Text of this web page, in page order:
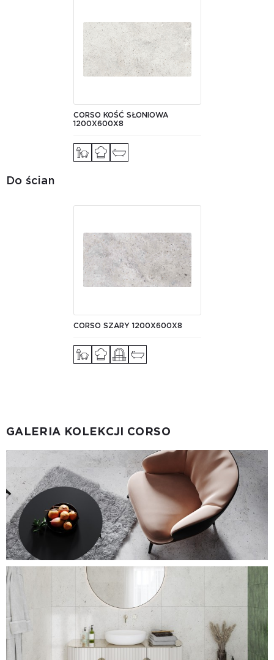
CORSO KOŚĆ SŁONIOWA
1200X600X8
Do ścian
CORSO SZARY 1200Х600Х8
GALERIA KOLEKCJI CORSO